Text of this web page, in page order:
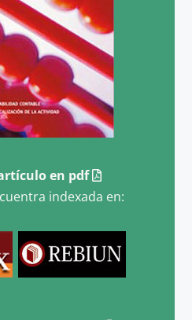
en pdf
indexada en: